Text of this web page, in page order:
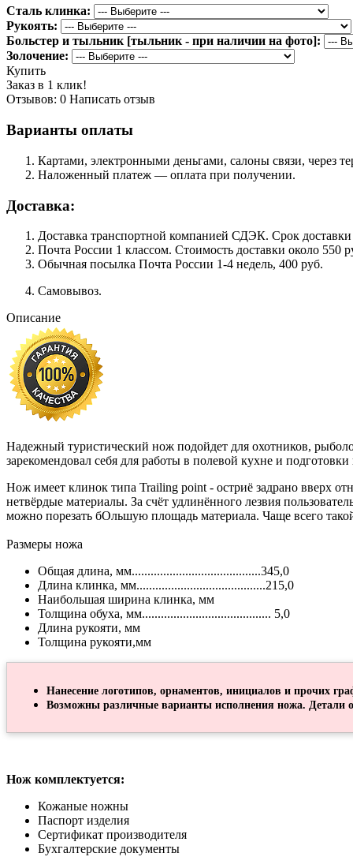
Сталь клинка:
Рукоять:
Больстер и тыльник [тыльник - при наличии на фото]:
Золочение:
Купить
Заказ в 1 клик!
Отзывов: 0 Написать отзыв
Варианты оплаты
Картами, электронными деньгами, салоны связи, через
Наложенный платеж — оплата при получении.
Доставка:
Доставка транспортной компанией СДЭК. Срок
Почта России 1 классом. Cтоимость доставки около 550
Обычная посылка Почта России 1-4 недель, 400 руб.
Самовывоз.
Описание
Надежный туристический нож подойдет для охотников,
зарекомендовал себя для работы в полевой кухне и
Нож имеет клинок типа Trailing point - остриё задрано вверх
нетвёрдые материалы. За счёт удлинённого лезвия
можно порезать бОльшую площадь материала. Чаще всего
Размеры ножа
Общая длина, мм.........................................345,0
Длина клинка, мм.........................................215,0
Наибольшая ширина клинка, мм
Толщина обуха, мм......................................... 5,0
Длина рукояти, мм
Толщина рукояти,мм
Нанесение логотипов, орнаментов, инициалов и прочих
Возможны различные варианты исполнения ножа. Детали
Нож комплектуется:
Кожаные ножны
Паспорт изделия
Сертификат производителя
Бухгалтерские документы